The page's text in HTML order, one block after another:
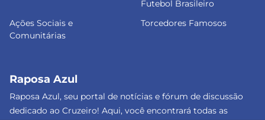
Futebol Brasileiro
Ações Sociais e
Comunitárias
Torcedores Famosos
Raposa Azul
Raposa Azul, seu portal de notícias e fórum de discussão
dedicado ao Cruzeiro! Aqui, você encontrará todas as